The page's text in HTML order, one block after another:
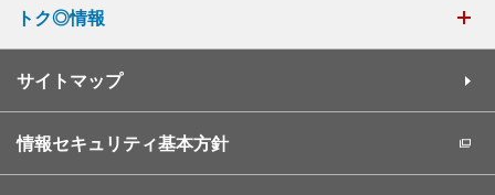
トク◎情報
サイトマップ
情報セキュリティ基本方針